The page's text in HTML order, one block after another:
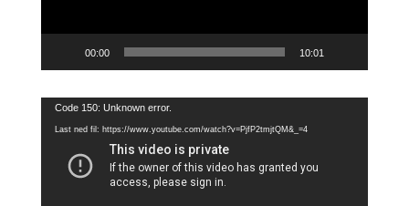
00:00 10:01
Videoavspiller
Code 150: Unknown error.
Last ned fil: https://www.youtube.com/watch?v=PjfP2tmjtQM&_=4